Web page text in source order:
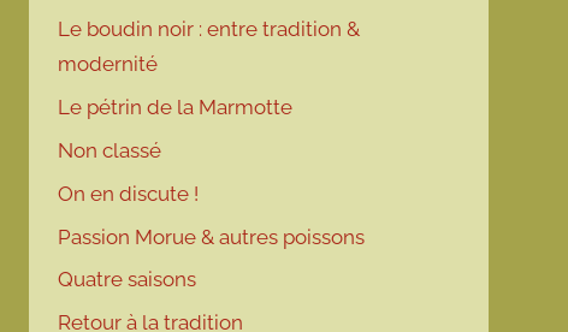
Le boudin noir : entre tradition &
modernité
Le pétrin de la Marmotte
Non classé
On en discute !
Passion Morue & autres poissons
Quatre saisons
Retour à la tradition